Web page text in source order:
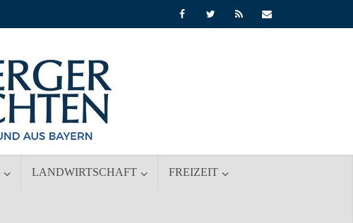
LANDWIRTSCHAFT FREIZEIT